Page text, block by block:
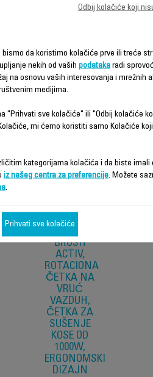
poređenje
BRUSH
ACTIV,
ROTACIONA
ČETKA NA
VRUĆ
VAZDUH,
ČETKA ZA
SUŠENJE
KOSE OD
1000W,
ERGONOMSKI
DIZAJN
bismo da koristimo kolačiće prve ili treće
nekih od vaših podataka radi
na osnovu vaših interesovanja i mrežnih
medijima.
"Prihvati sve kolačiće" ili "Odbij kolačiće
mi ćemo koristiti samo Kolačiće
kategorijama kolačića i da biste imali
iz našeg centra za preferencije. Možete
.
Odbij kolačiće koji
Prihvati sve kolačiće